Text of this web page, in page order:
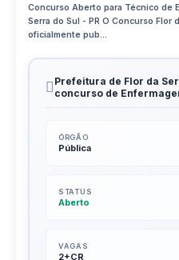
Concurso Aberto para Técnico de
Serra do Sul - PR O Concurso Flor
oficialmente pub...
Prefeitura de Flor da
concurso de
ÓRGÃO
Pública
STATUS
Aberto
VAGAS
2+CR